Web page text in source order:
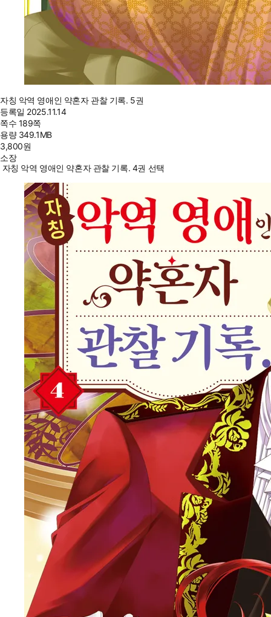
자칭 악역 영애인 약혼자 관찰 기록. 5권
등록일 2025.11.14
쪽수 189쪽
용량 349.1MB
3,800원
소장
자칭 악역 영애인 약혼자 관찰 기록. 4권 선택